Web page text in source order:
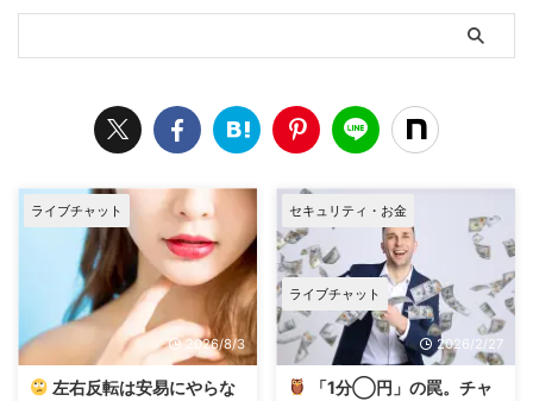
ライブチャット
2026/8/3
左右反転は安易にやらな
セキュリティ・お金
ライブチャット
2026/2/27
「1分◯円」の罠。チャ